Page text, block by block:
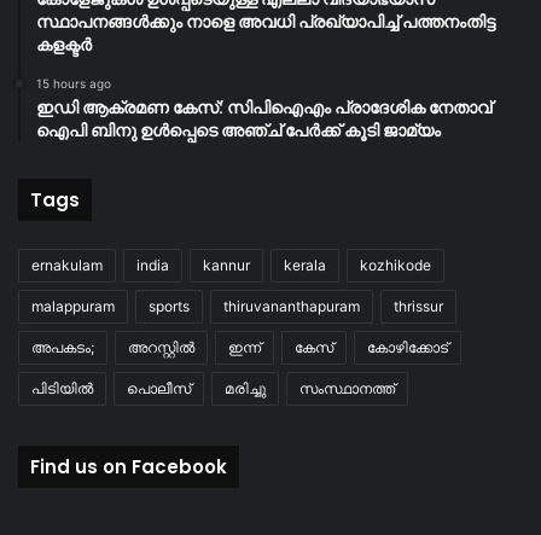
സ്ഥാപനങ്ങൾക്കും നാളെ അവധി പ്രഖ്യാപിച്ച് പത്തനംതിട്ട
കളക്ടർ
15 hours ago
ഇഡി ആക്രമണ കേസ്: സിപിഐഎം പ്രാദേശിക നേതാവ്
ഐപി ബിനു ഉൾപ്പെടെ അഞ്ച് പേർക്ക് കൂടി ജാമ്യം
Tags
ernakulam india kannur kerala kozhikode
malappuram sports thiruvananthapuram thrissur
അപകടം; അറസ്റ്റിൽ ഇന്ന് കേസ് കോഴിക്കോട്
പിടിയിൽ പൊലീസ് മരിച്ചു സംസ്ഥാനത്ത്
Find us on Facebook